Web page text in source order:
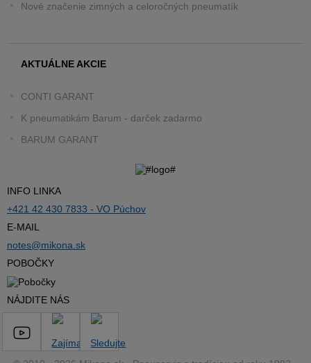
Nové značenie zimných a celoročných pneumatík
AKTUÁLNE AKCIE
CONTI GARANT
K pneumatikám Barum - darček zadarmo
BARUM GARANT
INFO LINKA
+421 42 430 7833 - VO Púchov
E-MAIL
notes@mikona.sk
POBOČKY
NÁJDITE NÁS